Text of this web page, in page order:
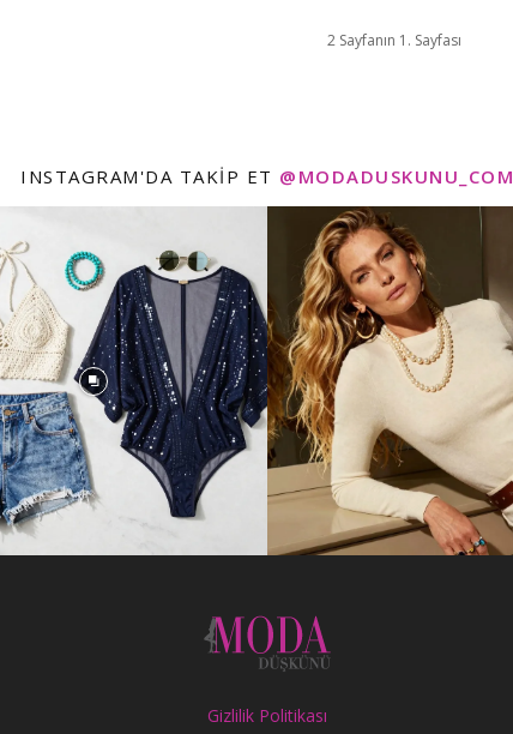
2 Sayfanın 1. Sayfası
INSTAGRAM'DA TAKIP ET @MODADUSKUNU_COM
Gizlilik Politikası